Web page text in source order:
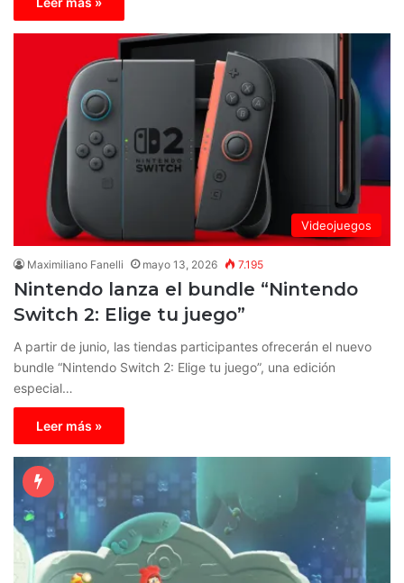
Videojuegos
Maximiliano Fanelli mayo 13, 2026 7.195
Nintendo lanza el bundle “Nintendo
Switch 2: Elige tu juego”
A partir de junio, las tiendas participantes ofrecerán el nuevo
bundle “Nintendo Switch 2: Elige tu juego”, una edición
especial…
Leer más »